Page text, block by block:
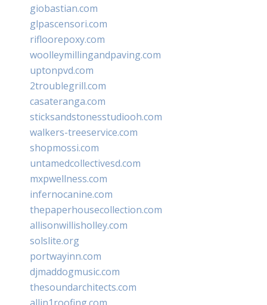
giobastian.com
glpascensori.com
rifloorepoxy.com
woolleymillingandpaving.com
uptonpvd.com
2troublegrill.com
casateranga.com
sticksandstonesstudiooh.com
walkers-treeservice.com
shopmossi.com
untamedcollectivesd.com
mxpwellness.com
infernocanine.com
thepaperhousecollection.com
allisonwillisholley.com
solslite.org
portwayinn.com
djmaddogmusic.com
thesoundarchitects.com